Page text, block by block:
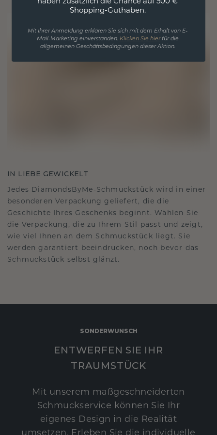
IN LIEBE GEWICKELT
Jedes DiamondsByMe-Schmuckstück wird in einer
besonderen Verpackung geliefert, die die
Geschichte Ihres Geschenks beginnt. Wählen Sie
die Verpackung, die zu Ihrem Stil passt und zeigt,
wie viel Ihnen an dem Schmuckstück liegt. Sie
werden garantiert beeindrucken, noch bevor das
Schmuckstück selbst glänzt.
SONDERWUNSCH
ENTWERFEN SIE IHR
TRAUMSTÜCK
Mit unserem maßgeschneiderten
Schmuckservice können Sie Ihr
eigenes Design in die Realität
umsetzen. Erleben Sie die individuelle
Shopping-Guthaben.
Mit Ihrer Anmeldung erklären Sie sich mit dem Erhalt von E-
Mail-Marketing einverstanden. Klicken Sie hierfür die
allgemeinen Geschäftsbedingungen dieser Aktion.